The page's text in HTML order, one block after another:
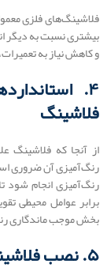
فلاشینگ‌های فلزی
بیشتری نسبت به دیگر
و کاهش نیاز به
۴.
فلاشینگ
از آنجا که فلاشینگ
رنگ‌آمیزی آن ضروری
رنگ‌آمیزی انجام شود
برابر عوامل محیطی
بخش موجب ماندگاری
۵. نصب فلاشینگ